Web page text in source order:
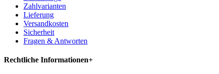
Zahlvarianten
Lieferung
Versandkosten
Sicherheit
Fragen & Antworten
Rechtliche Informationen+